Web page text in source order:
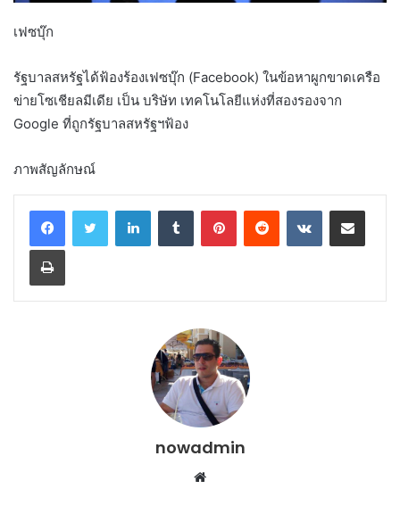
เฟซบุ๊ก
รัฐบาลสหรัฐได้ฟ้องร้องเฟซบุ๊ก (Facebook) ในข้อหาผูกขาดเครือ
ข่ายโซเชียลมีเดีย เป็น บริษัท เทคโนโลยีแห่งที่สองรองจาก
Google ที่ถูกรัฐบาลสหรัฐฯฟ้อง
ภาพสัญลักษณ์
LinkedInTumblr PinterestReddit VKontakteShare via Email
Print
nowadmin
Website